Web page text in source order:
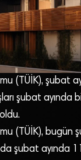
(TÜİK), şubat
şubat ayında
(TÜİK), bugün
şubat ayında